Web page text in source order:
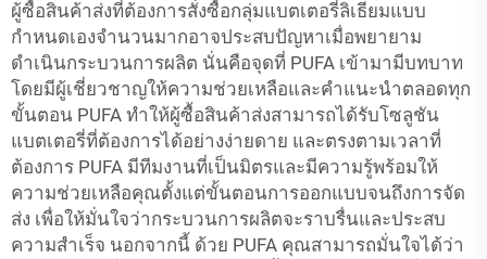
ผู้ซื้อสินค้าส่งที่ต้องการสั่งซื้อกลุ่มแบตเตอรี่ลิเธียมแบบ
กำหนดเองจำนวนมากอาจประสบปัญหาเมื่อพยายาม
ดำเนินกระบวนการผลิต นั่นคือจุดที่ PUFA เข้ามามีบทบาท
โดยมีผู้เชี่ยวชาญให้ความช่วยเหลือและคำแนะนำตลอดทุก
ขั้นตอน PUFA ทำให้ผู้ซื้อสินค้าส่งสามารถได้รับโซลูชัน
แบตเตอรี่ที่ต้องการได้อย่างง่ายดาย และตรงตามเวลาที่
ต้องการ PUFA มีทีมงานที่เป็นมิตรและมีความรู้พร้อมให้
ความช่วยเหลือคุณตั้งแต่ขั้นตอนการออกแบบจนถึงการจัด
ส่ง เพื่อให้มั่นใจว่ากระบวนการผลิตจะราบรื่นและประสบ
ความสำเร็จ นอกจากนี้ ด้วย PUFA คุณสามารถมั่นใจได้ว่า